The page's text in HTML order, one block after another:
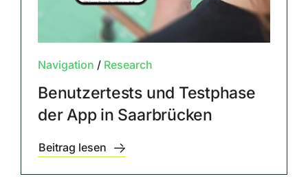
Navigation / Research
Benutzertests und Testphase
der App in Saarbrücken
Beitrag lesen